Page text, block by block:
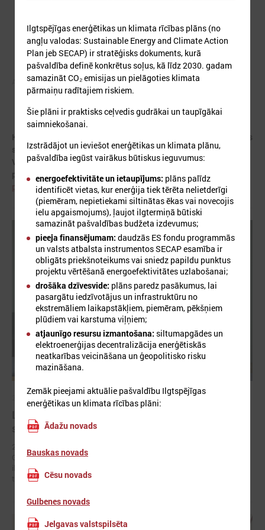
Autors: ES
Klimata zināšanu telpa izveidota projektā "AdaptationHubs", kas
saņēmis ES programmas "Apvārsnis Eiropa" finansējumu.
Vairāk informācijas par
projektu:https://www.lps.lv/lv/projekti/aktivie-projekti/46-
projekts-adaptation-hubs-nacionalie-adaptacijas-centri
2026. gada 11. jūnijs
sadarbību meliorācijas sistēmu apsaimniekošanā
2026. gada 10. jūnijā Latvijas Pašvaldību savienības (LPS) priekšsēdis
Gints Kaminskis un zemkopības ministrs Uldis Augulis parakstīja
ikgadējo sarunu protokolu, apstiprinot panāktās vienošanās un
turpmāko sadarbību pašvaldībām nozīmīgu jautājumu risināšanā.
Ilgtspējīgas enerģētikas un klimata rīcības plāns (no
angļu valodas: Sustainable Energy and Climate Action
Plan jeb SECAP) ir stratēģisks dokuments, kurā
pašvaldība definē konkrētus soļus, kā līdz 2030. gadam
samazināt CO₂ emisijas un pielāgoties klimata
pārmaiņu radītajiem riskiem.
Šie plāni ir praktisks ceļvedis gudrākai un taupīgākai
saimniekošanai.
Izstrādājot un ieviešot enerģētikas un klimata plānu,
pašvaldība iegūst vairākus būtiskus ieguvumus:
energoefektivitāte un ietaupījums: plāns palīdz
identificēt vietas, kur enerģija tiek tērēta nelietderīgi
(piemēram, nepietiekami siltinātas ēkas vai novecojis
ielu apgaismojums), ļaujot ilgtermiņā būtiski
samazināt pašvaldības budžeta izdevumus;
pieeja finansējumam: daudzās ES fondu programmās
un valsts atbalsta instrumentos SECAP esamība ir
obligāts priekšnoteikums vai sniedz papildu punktus
projektu vērtēšanā energoefektivitātes uzlabošanai;
drošāka dzīvesvide: plāns paredz pasākumus, lai
pasargātu iedzīvotājus un infrastruktūru no
ekstremāliem laikapstākļiem, piemēram, pēkšņiem
plūdiem vai karstuma viļņiem;
atjaunīgo resursu izmantošana: siltumapgādes un
elektroenerģijas decentralizācija enerģētiskās
neatkarības veicināšana un ģeopolitisko risku
mazināšana.
Zemāk pieejami aktuālie pašvaldību Ilgtspējīgas
enerģētikas un klimata rīcības plāni:
Ādažu novads
Bauskas novads
Cēsu novads
Gulbenes novads
Jelgavas valstspilsēta